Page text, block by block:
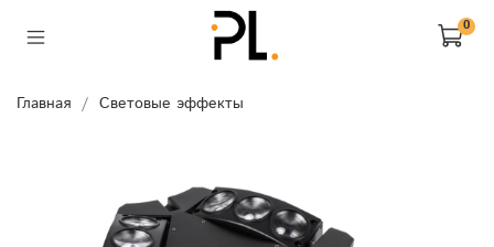
0
Главная Световые эффекты